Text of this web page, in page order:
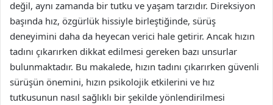
değil, aynı zamanda bir tutku ve yaşam tarzıdır. Direksiyon
başında hız, özgürlük hissiyle birleştiğinde, sürüş
deneyimini daha da heyecan verici hale getirir. Ancak hızın
tadını çıkarırken dikkat edilmesi gereken bazı unsurlar
bulunmaktadır. Bu makalede, hızın tadını çıkarırken güvenli
sürüşün önemini, hızın psikolojik etkilerini ve hız
tutkusunun nasıl sağlıklı bir şekilde yönlendirilmesi